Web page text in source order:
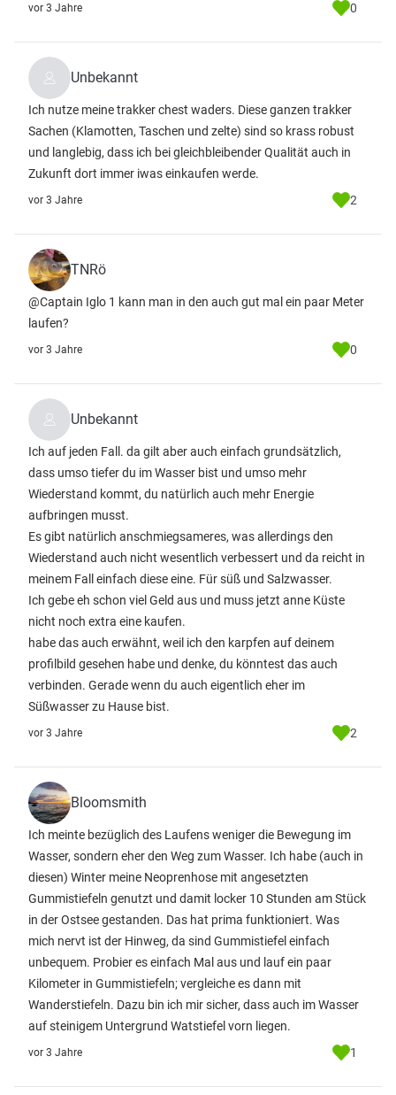
vor 3 Jahre 0
Unbekannt
Ich nutze meine trakker chest waders. Diese ganzen trakker
Sachen (Klamotten, Taschen und zelte) sind so krass robust
und langlebig, dass ich bei gleichbleibender Qualität auch in
Zukunft dort immer iwas einkaufen werde.
vor 3 Jahre 2
TNRö
@Captain Iglo 1 kann man in den auch gut mal ein paar Meter
laufen?
vor 3 Jahre 0
Unbekannt
Ich auf jeden Fall. da gilt aber auch einfach grundsätzlich,
dass umso tiefer du im Wasser bist und umso mehr
Wiederstand kommt, du natürlich auch mehr Energie
aufbringen musst.
Es gibt natürlich anschmiegsameres, was allerdings den
Wiederstand auch nicht wesentlich verbessert und da reicht in
meinem Fall einfach diese eine. Für süß und Salzwasser.
Ich gebe eh schon viel Geld aus und muss jetzt anne Küste
nicht noch extra eine kaufen.
habe das auch erwähnt, weil ich den karpfen auf deinem
profilbild gesehen habe und denke, du könntest das auch
verbinden. Gerade wenn du auch eigentlich eher im
Süßwasser zu Hause bist.
vor 3 Jahre 2
Bloomsmith
Ich meinte bezüglich des Laufens weniger die Bewegung im
Wasser, sondern eher den Weg zum Wasser. Ich habe (auch in
diesen) Winter meine Neoprenhose mit angesetzten
Gummistiefeln genutzt und damit locker 10 Stunden am Stück
in der Ostsee gestanden. Das hat prima funktioniert. Was
mich nervt ist der Hinweg, da sind Gummistiefel einfach
unbequem. Probier es einfach Mal aus und lauf ein paar
Kilometer in Gummistiefeln; vergleiche es dann mit
Wanderstiefeln. Dazu bin ich mir sicher, dass auch im Wasser
auf steinigem Untergrund Watstiefel vorn liegen.
vor 3 Jahre 1